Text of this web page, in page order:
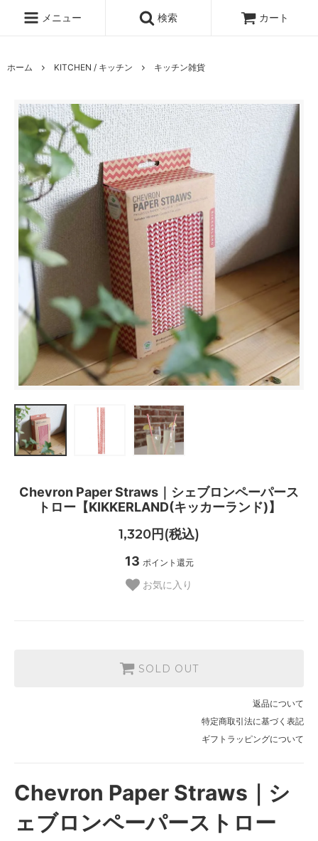
メニュー 検索 カート
ホーム KITCHEN / キッチン キッチン雑貨
Chevron Paper Straws｜シェブロンペーパース
トロー【KIKKERLAND(キッカーランド)】
1,320円(税込)
13 ポイント還元
お気に入り
SOLD OUT
返品について
特定商取引法に基づく表記
ギフトラッピングについて
Chevron Paper Straws｜シ
ェブロンペーパーストロー